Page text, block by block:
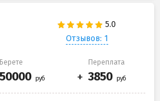
Отзывов: 1
Берете Переплата